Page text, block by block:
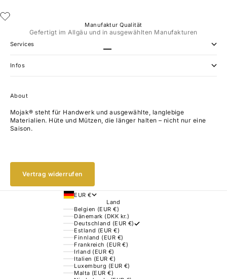
Manufaktur Qualität
Gefertigt im Allgäu und in ausgewählten Manufakturen
Services
Infos
About
Mojak® steht für Handwerk und ausgewählte, langlebige
Materialien. Hüte und Mützen, die länger halten – nicht nur eine
Saison.
Vertrag widerrufen
EUR €
Land
Belgien (EUR €)
Dänemark (DKK kr.)
Deutschland (EUR €)
Estland (EUR €)
Finnland (EUR €)
Frankreich (EUR €)
Irland (EUR €)
Italien (EUR €)
Luxemburg (EUR €)
Malta (EUR €)